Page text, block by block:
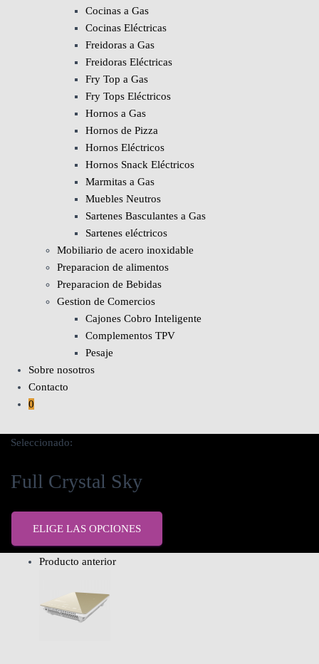
Cocinas a Gas
Cocinas Eléctricas
Freidoras a Gas
Freidoras Eléctricas
Fry Top a Gas
Fry Tops Eléctricos
Hornos a Gas
Hornos de Pizza
Hornos Eléctricos
Hornos Snack Eléctricos
Marmitas a Gas
Muebles Neutros
Sartenes Basculantes a Gas
Sartenes eléctricos
Mobiliario de acero inoxidable
Preparacion de alimentos
Preparacion de Bebidas
Gestion de Comercios
Cajones Cobro Inteligente
Complementos TPV
Pesaje
Sobre nosotros
Contacto
0
Seleccionado:
Full Crystal Sky
ELIGE LAS OPCIONES
Producto anterior